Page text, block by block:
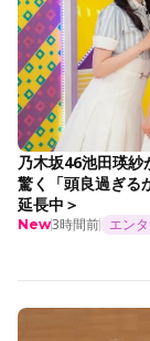
乃木坂46池田瑛
驚く「頭良過ぎる
延長中＞
New3時間前 エン